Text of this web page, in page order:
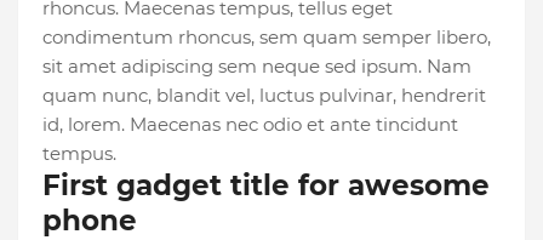
rhoncus. Maecenas tempus, tellus eget
condimentum rhoncus, sem quam semper libero,
sit amet adipiscing sem neque sed ipsum. Nam
quam nunc, blandit vel, luctus pulvinar, hendrerit
id, lorem. Maecenas nec odio et ante tincidunt
tempus.
First gadget title for awesome
phone